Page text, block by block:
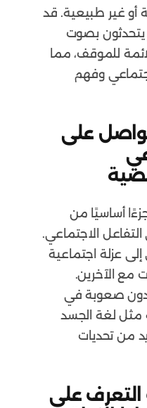
أو غير طبيعية. قد
يتحدثون بصوت
للموقف، مما
وفهم
على
أساسيًا من
التفاعل الاجتماعي.
عزلة اجتماعية
مع الآخرين.
صعوبة في
مثل لغة الجسد
من تحديات
التعرف على